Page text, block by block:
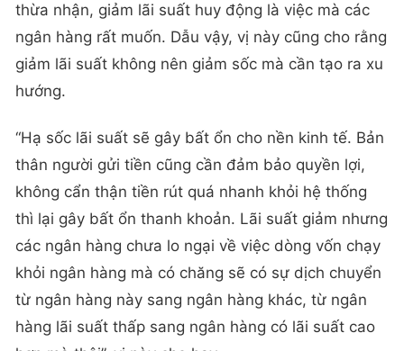
thừa nhận, giảm lãi suất huy động là việc mà các
ngân hàng rất muốn. Dẫu vậy, vị này cũng cho rằng
giảm lãi suất không nên giảm sốc mà cần tạo ra xu
hướng.
“Hạ sốc lãi suất sẽ gây bất ổn cho nền kinh tế. Bản
thân người gửi tiền cũng cần đảm bảo quyền lợi,
không cẩn thận tiền rút quá nhanh khỏi hệ thống
thì lại gây bất ổn thanh khoản. Lãi suất giảm nhưng
các ngân hàng chưa lo ngại về việc dòng vốn chạy
khỏi ngân hàng mà có chăng sẽ có sự dịch chuyển
từ ngân hàng này sang ngân hàng khác, từ ngân
hàng lãi suất thấp sang ngân hàng có lãi suất cao